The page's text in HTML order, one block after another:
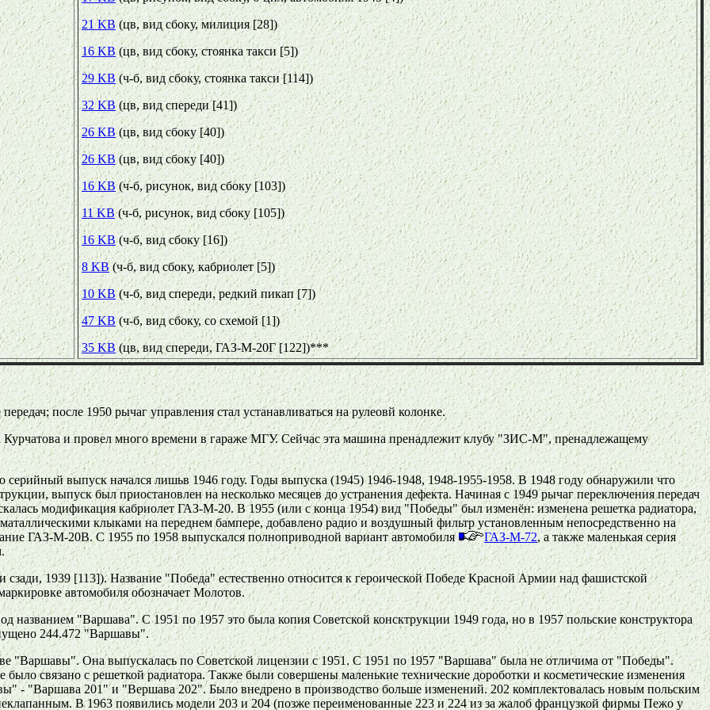
21 KB(цв, вид сбоку, милиция [28])
16 KB(цв, вид сбоку, стоянка такси [5])
29 KB(ч-б, вид сбоку, стоянка такси [114])
32 KB(цв, вид спереди [41])
26 KB(цв, вид сбоку [40])
26 KB(цв, вид сбоку [40])
16 KB(ч-б, рисунок, вид сбоку [103])
11 KB(ч-б, рисунок, вид сбоку [105])
16 KB(ч-б, вид сбоку [16])
8 KB(ч-б, вид сбоку, кабриолет [5])
10 KB(ч-б, вид спереди, редкий пикап [7])
47 KB(ч-б, вид сбоку, со схемой [1])
35 KB(цв, вид спереди, ГАЗ-М-20Г [122])***
после 1950 рычаг управления стал устанавливаться на рулеовй колонке.
Курчатова и провел много времени в гараже МГУ. Сейчас эта машина пренадлежит клубу "ЗИС-М", пренадлежащему
серийный выпуск начался лишьв 1946 году. Годы выпуска (1945) 1946-1948, 1948-1955-1958. В 1948 году обнаружили что
выпуск был приостановлен на несколько месяцев до устранения дефекта. Начиная с 1949 рычаг переключения передач
модификация кабриолет ГАЗ-М-20. В 1955 (или с конца 1954) вид "Победы" был изменён: изменена решетка радиатора,
клыками на переднем бампере, добавлено радио и воздушный фильтр установленным непосредственно на
ГАЗ-М-20В. С 1955 по 1958 выпускался полноприводной вариант автомобиля
ГАЗ-М-72, а также маленькая серия
сзади, 1939 [113]). Название "Победа" естественно относится к героической Победе Красной Армии над фашистской
автомобиля обозначает Молотов.
"Варшава". С 1951 по 1957 это была копия Советской консктрукции 1949 года, но в 1957 польские конструктора
244.472 "Варшавы".
"Варшавы". Она выпускалась по Советской лицензии с 1951. С 1951 по 1957 "Варшава" была не отличима от "Победы".
связано с решеткой радиатора. Также были совершены маленькие технические дороботки и косметические изменения
- "Варшава 201" и "Вершава 202". Было внедрено в производство больше изменений. 202 комплектовалась новым польским
В 1963 появились модели 203 и 204 (позже переименованные 223 и 224 из за жалоб французкой фирмы Пежо у